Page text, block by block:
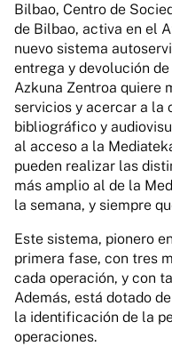
Bilbao, Centro de
de Bilbao, activa en el
nuevo sistema
entrega y devolución
Azkuna Zentroa quiere
servicios y acercar a la
bibliográfico y
al acceso a la
pueden realizar las
más amplio al de la
la semana, y siempre
Este sistema, pionero
primera fase, con tres
cada operación, y con
Además, está dotado
la identificación de la
operaciones.